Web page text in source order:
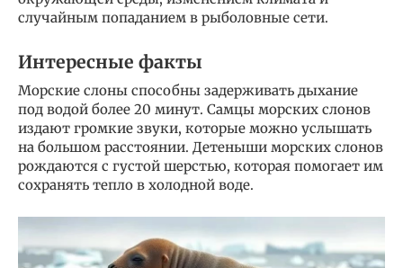
случайным попаданием в рыболовные сети.
Интересные факты
Морские слоны способны задерживать дыхание
под водой более 20 минут. Самцы морских слонов
издают громкие звуки, которые можно услышать
на большом расстоянии. Детеныши морских слонов
рождаются с густой шерстью, которая помогает им
сохранять тепло в холодной воде.